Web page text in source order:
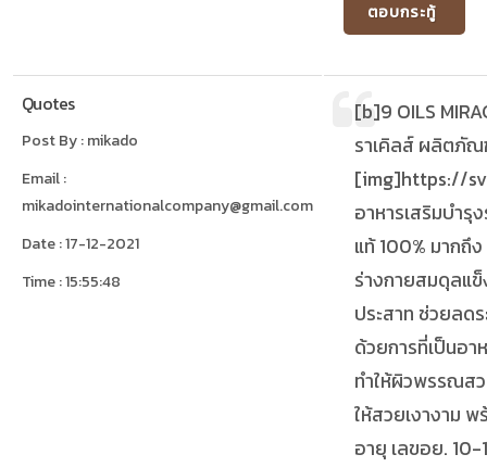
ตอบกระทู้
Quotes
Post By : mikado
Email :
mikadointernationalcompany@gmail.com
Date : 17-12-2021
Time : 15:55:48
[b]9 OILS
ราเคิลส์ ผลิตภั
[img]https://
อาหารเสริมบำ
แท้ 100% มากถึ
ร่างกายสมดุลแข็
ประสาท ช่วยลด
ด้วยการที่เป็นอา
ทำให้ผิวพรรณส
ให้สวยเงางาม
อายุ เลขอย.